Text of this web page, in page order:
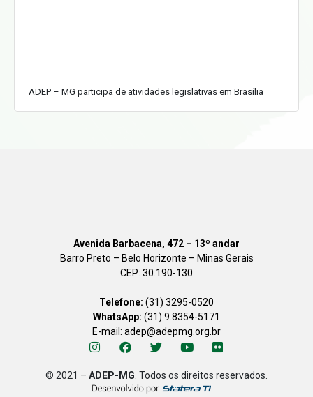
ADEP – MG participa de atividades legislativas em Brasília
© 2021 – ADEP-MG . Todos os direitos reservados.
Avenida Barbacena, 472 – 13º andar
Barro Preto – Belo Horizonte – Minas Gerais
CEP: 30.190-130
Telefone: (31) 3295-0520
WhatsApp: (31) 9.8354-5171
E-mail: adep@adepmg.org.br